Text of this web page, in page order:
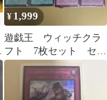
¥ 1,999
遊戯王 ウィッチクラ
フト 7枚セット セレ
ブレーション シーク
レット スーパー